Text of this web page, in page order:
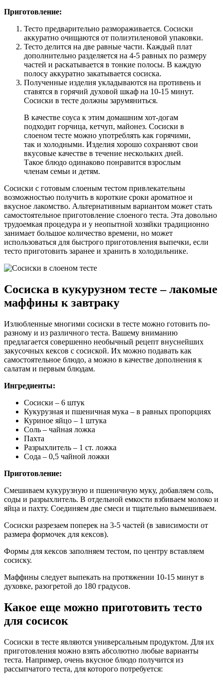
Приготовление:
Тесто предварительно размораживается. Сосиски
аккуратно очищаются от полиэтиленовой упаковки.
Тесто делится на две равные части. Каждый плат
дополнительно разделяется на 4-5 равных по размеру
частей и раскатывается в тонкие полосы. В каждую
полосу аккуратно закатывается сосиска.
Полученные изделия укладываются на противень и
ставятся в горячий духовой шкаф на 10-15 минут.
Сосиски в тесте должны зарумяниться.
В качестве соуса к этим домашним хот-догам
подходит горчица, кетчуп, майонез. Сосиски в
слоеном тесте можно употреблять как горячими,
так и холодными. Изделия хорошо сохраняют свои
вкусовые качестве в течение нескольких дней.
Такое блюдо одинаково понравится взрослым
членам семьи и детям.
Сосиски с готовым слоеным тестом привлекательны
возможностью получить в короткие сроки ароматное и
вкусное лакомство. Альтернативным вариантом может стать
самостоятельное приготовление слоеного теста. Эта довольно
трудоемкая процедура и у неопытной хозяйки традиционно
занимает большое количество времени, но может
использоваться для быстрого приготовления выпечки, если
тесто приготовить заранее и хранить в холодильнике.
Сосиска в кукурузном тесте – лакомые
маффины к завтраку
Излюбленные многими сосиски в тесте можно готовить по-
разному и из различного теста. Вашему вниманию
предлагается совершенно необычный рецепт внуснейших
закусочных кексов с сосиской. Их можно подавать как
самостоятельное блюдо, а можно в качестве дополнения к
салатам и первым блюдам.
Ингредиенты:
Сосиски – 6 штук
Кукурузная и пшеничная мука – в равных пропорциях
Куриное яйцо – 1 штука
Соль – чайная ложка
Пахта
Разрыхлитель – 1 ст. ложка
Сода – 0,5 чайной ложки
Приготовление:
Смешиваем кукурузную и пшеничную муку, добавляем соль,
соды и разрыхлитель. В отдельной емкости взбиваем молоко и
яйца и пахту. Соединяем две смеси и тщательно вымешиваем.
Сосиски разрезаем поперек на 3-5 частей (в зависимости от
размера формочек для кексов).
Формы для кексов заполняем тестом, по центру вставляем
сосиску.
Маффины следует выпекать на протяжении 10-15 минут в
духовке, разогретой до 180 градусов.
Какое еще можно приготовить тесто
для сосисок
Сосиски в тесте являются универсальным продуктом. Для их
приготовления можно взять абсолютно любые варианты
теста. Например, очень вкусное блюдо получится из
рассыпчатого теста, для которого потребуется: